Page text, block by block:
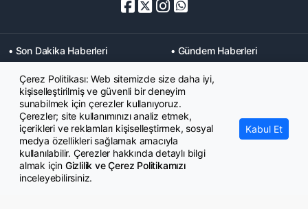
• Son Dakika Haberleri
• Gündem Haberleri
• Memurlar Haberleri
• KPSS Haberleri
• Ekonomi Haberleri
• Eğitim Haberleri
• Yaşam Haberleri
• Maaş Verileri Haberleri
• Mahkeme Kararları
Haberleri
Çerez Politikası: Web sitemizde size daha iyi,
kişiselleştirilmiş ve güvenli bir deneyim
sunabilmek için çerezler kullanıyoruz.
Çerezler; site kullanımınızı analiz etmek,
içerikleri ve reklamları kişiselleştirmek, sosyal
medya özellikleri sağlamak amacıyla
kullanılabilir. Çerezler hakkında detaylı bilgi
almak için Gizlilik ve Çerez Politikamızı
inceleyebilirsiniz.
Kabul Et